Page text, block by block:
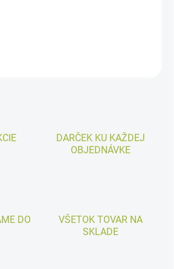
DARČEK KU KAŽDEJ
OBJEDNÁVKE
DO
VŠETOK TOVAR NA
SKLADE